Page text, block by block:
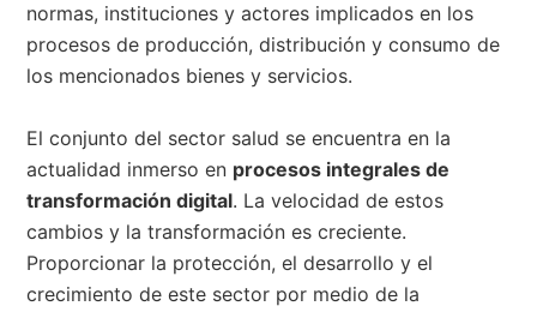
normas, instituciones y actores implicados en los
procesos de producción, distribución y consumo de
los mencionados bienes y servicios.
El conjunto del sector salud se encuentra en la
actualidad inmerso en procesos integrales de
transformación digital. La velocidad de estos
cambios y la transformación es creciente.
Proporcionar la protección, el desarrollo y el
crecimiento de este sector por medio de la